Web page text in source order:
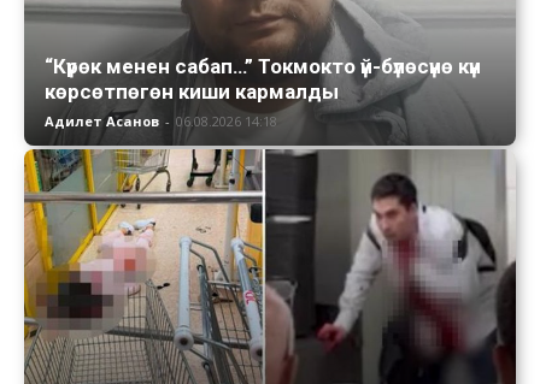
“Күрөк менен сабап…” Токмокто үй-бүлөсүнө күн
көрсөтпөгөн киши кармалды
Адилет Асанов - 06.08.2026 14:18